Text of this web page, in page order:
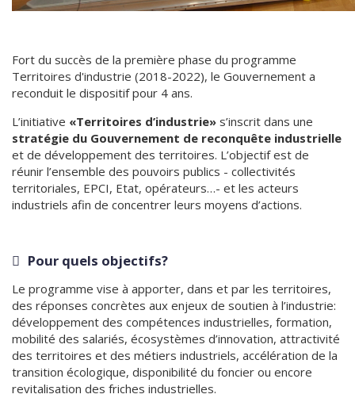
Fort du succès de la première phase du programme
Territoires d'industrie (2018-2022), le Gouvernement a
reconduit le dispositif pour 4 ans.
L’initiative «Territoires d’industrie» s’inscrit dans une
stratégie du Gouvernement de reconquête industrielle
et de développement des territoires. L’objectif est de
réunir l’ensemble des pouvoirs publics - collectivités
territoriales, EPCI, Etat, opérateurs…- et les acteurs
industriels afin de concentrer leurs moyens d’actions.
Pour quels objectifs?
Le programme vise à apporter, dans et par les territoires,
des réponses concrètes aux enjeux de soutien à l’industrie:
développement des compétences industrielles, formation,
mobilité des salariés, écosystèmes d’innovation, attractivité
des territoires et des métiers industriels, accélération de la
transition écologique, disponibilité du foncier ou encore
revitalisation des friches industrielles.